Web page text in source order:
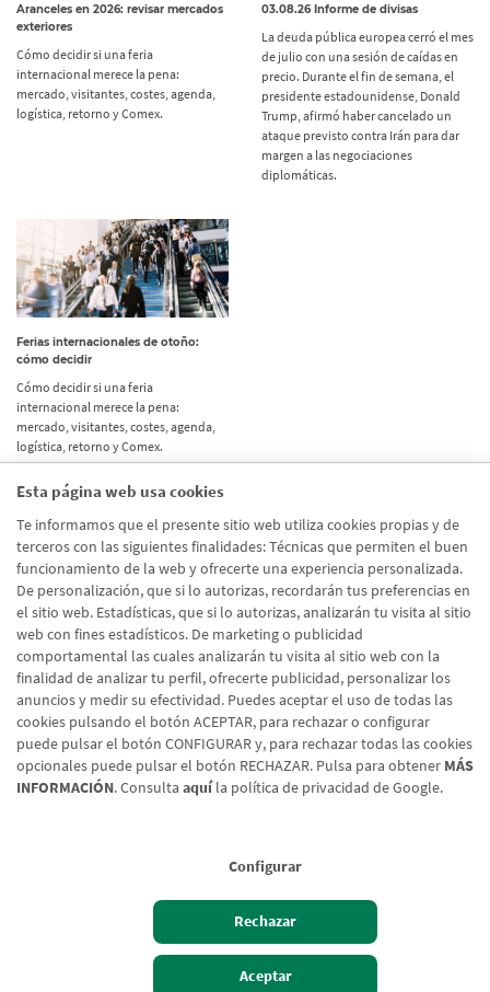
Esta página web usa cookies
Te informamos que el presente sitio web utiliza cookies propias y de
terceros con las siguientes finalidades: Técnicas que permiten el buen
funcionamiento de la web y ofrecerte una experiencia personalizada.
De personalización, que si lo autorizas, recordarán tus preferencias en
el sitio web. Estadísticas, que si lo autorizas, analizarán tu visita al sitio
web con fines estadísticos. De marketing o publicidad
comportamental las cuales analizarán tu visita al sitio web con la
finalidad de analizar tu perfil, ofrecerte publicidad, personalizar los
anuncios y medir su efectividad. Puedes aceptar el uso de todas las
cookies pulsando el botón ACEPTAR, para rechazar o configurar
puede pulsar el botón CONFIGURAR y, para rechazar todas las cookies
opcionales puede pulsar el botón RECHAZAR. Pulsa para obtener MÁS
INFORMACIÓN. Consulta aquíla política de privacidad de Google.
Configurar
Rechazar
Aceptar
Aranceles en 2026: revisar mercados
exteriores
Cómo decidir si una feria
internacional merece la pena:
mercado, visitantes, costes, agenda,
logística, retorno y Comex.
03.08.26 Informe de divisas
La deuda pública europea cerró el mes
de julio con una sesión de caídas en
precio. Durante el fin de semana, el
presidente estadounidense, Donald
Trump, afirmó haber cancelado un
ataque previsto contra Irán para dar
margen a las negociaciones
diplomáticas.
Ferias internacionales de otoño:
cómo decidir
Cómo decidir si una feria
internacional merece la pena:
mercado, visitantes, costes, agenda,
logística, retorno y Comex.
Etiquetas
Actualidad(514)
Internacional(490)
Empresa(138)
Recomendaciones
Internacional - Cloned(8)
Actualidad - Cloned (8)
Aviso legal
Política de cookies
Protección de Datos